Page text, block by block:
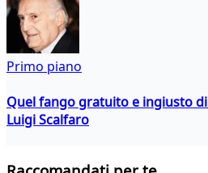
Primo piano
Quel fango gratuito e ingiusto
Luigi Scalfaro